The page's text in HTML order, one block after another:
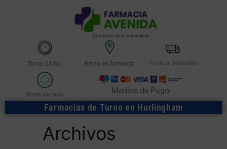
Al servicio de la comunidad
Turno 24 hs. Retiro en farmacia Envío a Domicilio
Stock variado Medios de Pago
Farmacias de Turno en Hurlingham
Archivos